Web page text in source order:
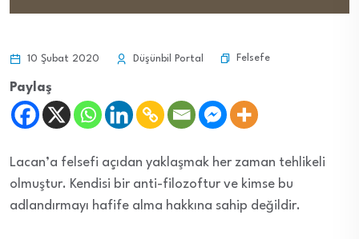
10 Şubat 2020 Düşünbil Portal Felsefe
Paylaş
Lacan’a felsefi açıdan yaklaşmak her zaman tehlikeli
olmuştur. Kendisi bir anti-filozoftur ve kimse bu
adlandırmayı hafife alma hakkına sahip değildir.